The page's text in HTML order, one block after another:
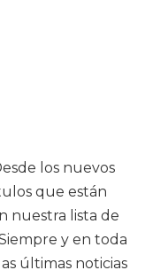
los nuevos
que están
nuestra lista de
y en toda
últimas noticias